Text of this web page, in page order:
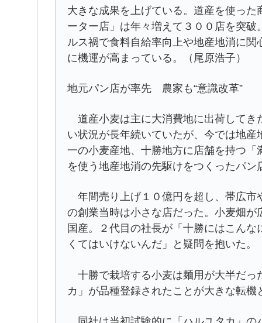
大きな成果を上げている。道産を使っ
ーター店」は年々増えて３００店を突
ルス禍で食料自給率向上や地産地消に
に機運が高まっている。（尾原浩子）
地元パン店が率先 農家も“意識改革”
道産小麦は主に大消費地に出荷してき
い状況が長年続いていたが、今では地
一の小麦産地、十勝地方に店舗を持つ
を使う地産地消の先駆けをつくったパン
年間売り上げ１０億円を超し、帯広市
の創業当時は小さな店だった。小麦畑
国産。２代目の社長が「十勝にはこん
くてはいけないんだ」と疑問を抱いた。
十勝で栽培する小麦は麺用が大半だっ
カ」が品種登録されたことが大きな転機